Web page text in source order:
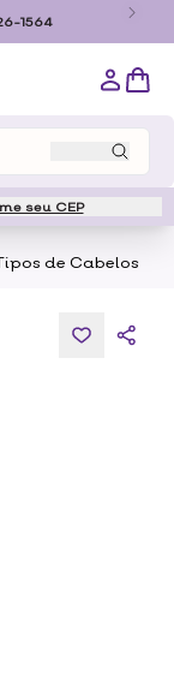
1564
seu CEP
de Cabelos